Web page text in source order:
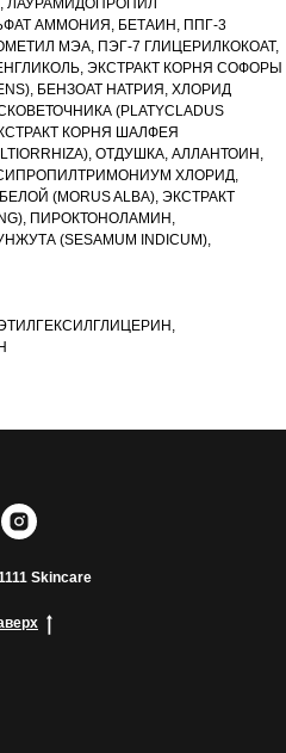
ЛАУРАМИДОПРОПИЛ
АММОНИЯ, БЕТАИН, ППГ-3
МЭА, ПЭГ-7 ГЛИЦЕРИЛКОКОАТ,
ЭКСТРАКТ КОРНЯ СОФОРЫ
БЕНЗОАТ НАТРИЯ, ХЛОРИД
(PLATYCLADUS
КОРНЯ ШАЛФЕЯ
ОТДУШКА, АЛЛАНТОИН,
ХЛОРИД,
(MORUS ALBA), ЭКСТРАКТ
ПИРОКТОНОЛАМИН,
(SESAMUM INDICUM),
Skincare